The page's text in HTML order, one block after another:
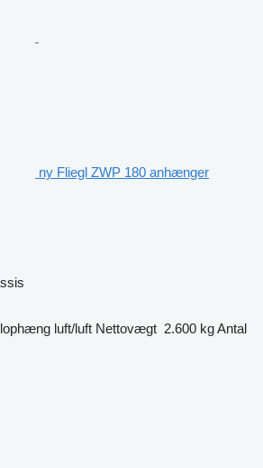
ny Fliegl ZWP 180 anhænger
luft/luft Nettovægt 2.600 kgAntal